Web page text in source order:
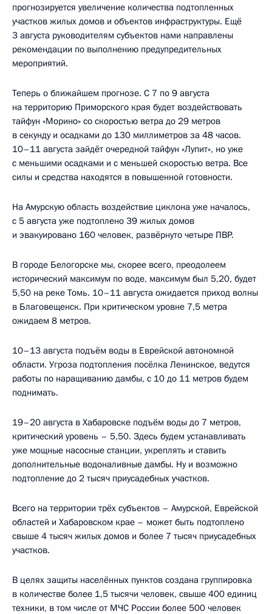
прогнозируется увеличение количества подтопленных
участков жилых домов и объектов инфраструктуры. Ещё
3 августа руководителям субъектов нами направлены
рекомендации по выполнению предупредительных
мероприятий.
Теперь о ближайшем прогнозе. С 7 по 9 августа
на территорию Приморского края будет воздействовать
тайфун «Морино» со скоростью ветра до 29 метров
в секунду и осадками до 130 миллиметров за 48 часов.
10–11 августа зайдёт очередной тайфун «Лупит», но уже
с меньшими осадками и с меньшей скоростью ветра. Все
силы и средства находятся в повышенной готовности.
На Амурскую область воздействие циклона уже началось,
с 5 августа уже подтоплено 39 жилых домов
и эвакуировано 160 человек, развёрнуто четыре ПВР.
В городе Белогорске мы, скорее всего, преодолеем
исторический максимум по воде, максимум был 5,20, будет
5,50 на реке Томь. 10–11 августа ожидается приход волны
в Благовещенск. При критическом уровне 7,5 метра
ожидаем 8 метров.
10–13 августа подъём воды в Еврейской автономной
области. Угроза подтопления посёлка Ленинское, ведутся
работы по наращиванию дамбы, с 10 до 11 метров будем
поднимать.
19–20 августа в Хабаровске подъём воды до 7 метров,
критический уровень – 5,50. Здесь будем устанавливать
уже мощные насосные станции, укреплять и ставить
дополнительные водоналивные дамбы. Ну и возможно
подтопление до 2 тысяч приусадебных участков.
Всего на территории трёх субъектов – Амурской, Еврейской
областей и Хабаровском крае – может быть подтоплено
свыше 4 тысяч жилых домов и более 7 тысяч приусадебных
участков.
В целях защиты населённых пунктов создана группировка
в количестве более 1,5 тысячи человек, свыше 400 единиц
техники, в том числе от МЧС России более 500 человек